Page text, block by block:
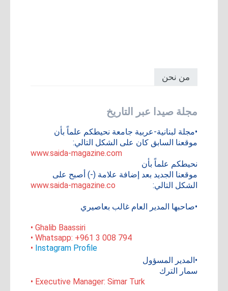
من نحن
مجلة صيدا عبر التاريخ
•مجلة لبنانية-عربية جامعة نحيطكم علماً بأن
موقعنا السابق كان على الشكل التالي:
www.saida-magazine.com
نحيطكم علماً بأن
موقعنا الجديد بعد إضافة علامة (-) أصبح على
الشكل التالي:
www.saida-magazine.co
•صاحبها المدير العام غالب بعاصيري
• Ghalib Baassiri
• Whatsapp: +961 3 008 794
• Instagram Profile
•المدير المسؤول
سمار الترك
• Executive Manager: Simar Turk